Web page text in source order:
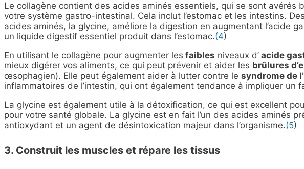
Le collagène contient des acides aminés essentiels, qui se sont avérés
votre système gastro-intestinal. Cela inclut l’estomac et les intestins.
acides aminés, la glycine, améliore la digestion en augmentant l’acide
un liquide digestif essentiel produit dans l’estomac.(4)
En utilisant le collagène pour augmenter les faibles niveaux d’ acide
mieux digérer vos aliments, ce qui peut prévenir et aider les brûlures
œsophagien). Elle peut également aider à lutter contre le syndrome de
inflammatoires de l’intestin, qui ont également tendance à impliquer un
La glycine est également utile à la détoxification, ce qui est excellent
pour votre santé globale. La glycine est en fait l’un des acides aminés
antioxydant et un agent de désintoxication majeur dans l’organisme.(5)
3. Construit les muscles et répare les tissus